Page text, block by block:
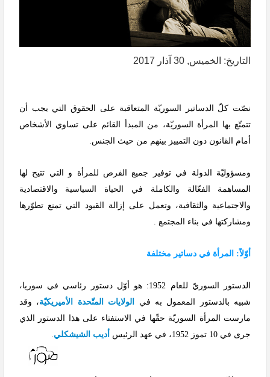
التاريخ: الخميس, 30 آذار 2017
نصّت كلّ الدساتير السوريّة المتعاقبة على الحقوق التي يجب أن
تتمتّع بها المرأة السوريّة، من المبدأ القائم على تساوي الأشخاص
أمام القانون دون التمييز بينهم من حيث الجنس.
ومسؤوليّة الدولة في توفير جميع الفرص للمرأة و التي تتيح لها
المساهمة الفعّالة والكاملة في الحياة السياسية والاقتصادية
والاجتماعية والثقافية، وتعمل على إزالة القيود التي تمنع تطوّرها
ومشاركتها في بناء المجتمع .
أوّلاً: المرأة في دساتير مختلفة
الدستور السوريّ للعام 1952: هو أوّل دستور رئاسي في سوريا،
شبيه بالدستور المعمول به في
الولايات المتّحدة الأميريكيّة، وقد
مارست المرأة السوريّة حقّها في الاستفتاء على هذا الدستور الذي
جرى في 10 تموز 1952، في عهد الرئيس
أديب الشيشكلي.